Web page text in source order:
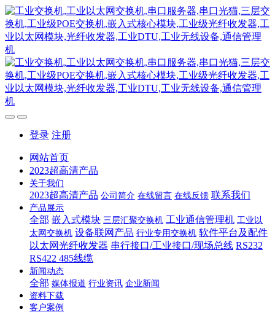
登录 注册
网站首页
2023超高清产品
关于我们
2023超高清产品 公司简介 在线留言 在线反馈 联系我们
产品展示
全部 嵌入式模块 三层汇聚交换机 工业通信管理机 工业以
太网交换机 设备联网产品 行业专用交换机 软件平台及配件
以太网光纤收发器 串行接口/工业接口/现场总线 RS232
RS422 485线缆
新闻动态
全部 媒体报道 行业资讯 企业新闻
资料下载
客户案例